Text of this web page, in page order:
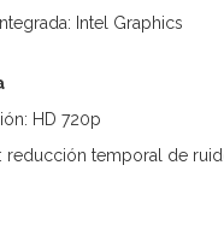
Intel Graphics
HD 720p
reducción temporal de